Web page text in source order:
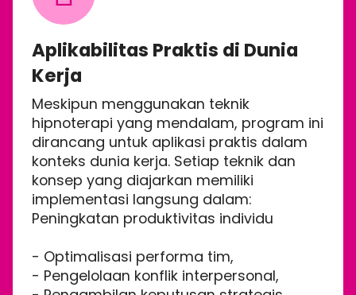
Aplikabilitas Praktis di Dunia
Kerja
Meskipun menggunakan teknik
hipnoterapi yang mendalam, program ini
dirancang untuk aplikasi praktis dalam
konteks dunia kerja. Setiap teknik dan
konsep yang diajarkan memiliki
implementasi langsung dalam:
Peningkatan produktivitas individu
- Optimalisasi performa tim,
- Pengelolaan konflik interpersonal,